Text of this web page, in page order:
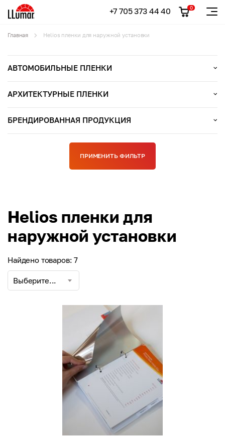
+7 705 373 44 40 0
Главная Helios пленки для наружной установки
АВТОМОБИЛЬНЫЕ ПЛЕНКИ
АРХИТЕКТУРНЫЕ ПЛЕНКИ
БРЕНДИРОВАННАЯ ПРОДУКЦИЯ
ПРИМЕНИТЬ ФИЛЬТР
Helios пленки для
наружной установки
Найдено товаров: 7
Выберите...